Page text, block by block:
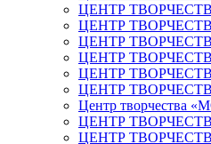
ЦЕНТР
ЦЕНТР
ЦЕНТР
ЦЕНТР
ЦЕНТР
ЦЕНТР
Центр
ЦЕНТР
ЦЕНТР